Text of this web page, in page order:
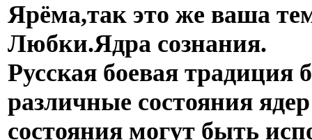
Ярёма,так это же ваша
Любки.Ядра сознания.
Русская боевая
различные состояния
состояния могут быть